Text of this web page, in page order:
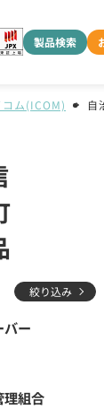
製品検索
コム(ICOM) 自
絞り込み
バー
理組合